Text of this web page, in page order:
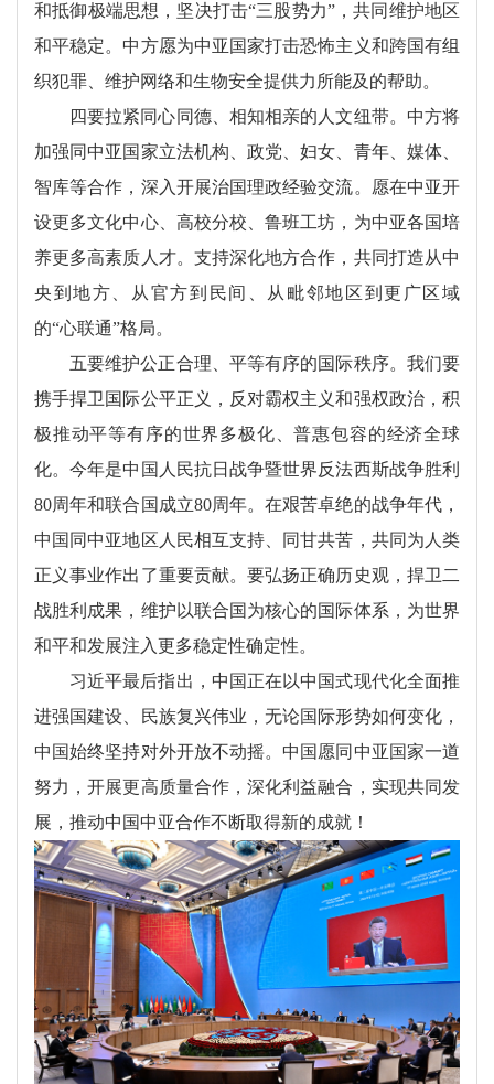
和抵御极端思想，坚决打击“三股势力”，共同维护地区
和平稳定。中方愿为中亚国家打击恐怖主义和跨国有组
织犯罪、维护网络和生物安全提供力所能及的帮助。
四要拉紧同心同德、相知相亲的人文纽带。中方将
加强同中亚国家立法机构、政党、妇女、青年、媒体、
智库等合作，深入开展治国理政经验交流。愿在中亚开
设更多文化中心、高校分校、鲁班工坊，为中亚各国培
养更多高素质人才。支持深化地方合作，共同打造从中
央到地方、从官方到民间、从毗邻地区到更广区域
的“心联通”格局。
五要维护公正合理、平等有序的国际秩序。我们要
携手捍卫国际公平正义，反对霸权主义和强权政治，积
极推动平等有序的世界多极化、普惠包容的经济全球
化。今年是中国人民抗日战争暨世界反法西斯战争胜利
80周年和联合国成立80周年。在艰苦卓绝的战争年代，
中国同中亚地区人民相互支持、同甘共苦，共同为人类
正义事业作出了重要贡献。要弘扬正确历史观，捍卫二
战胜利成果，维护以联合国为核心的国际体系，为世界
和平和发展注入更多稳定性确定性。
习近平最后指出，中国正在以中国式现代化全面推
进强国建设、民族复兴伟业，无论国际形势如何变化，
中国始终坚持对外开放不动摇。中国愿同中亚国家一道
努力，开展更高质量合作，深化利益融合，实现共同发
展，推动中国中亚合作不断取得新的成就！